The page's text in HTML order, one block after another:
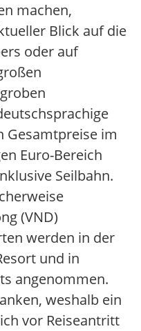
machen,
Blick auf die
oder auf
Gesamtpreise im
Euro-Bereich
Seilbahn.
(VND)
werden in der
und in
angenommen.
weshalb ein
vor Reiseantritt